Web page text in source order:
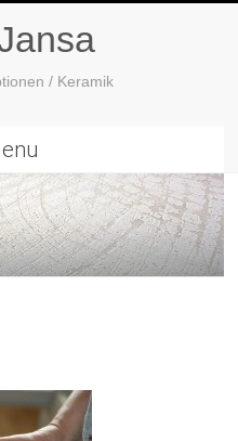
/ Keramik